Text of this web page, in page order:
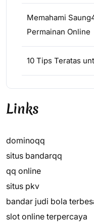
Memahami
Permainan Online
10 Tips Teratas
Links
dominoqq
situs bandarqq
qq online
situs pkv
bandar judi bola
slot online terpercaya